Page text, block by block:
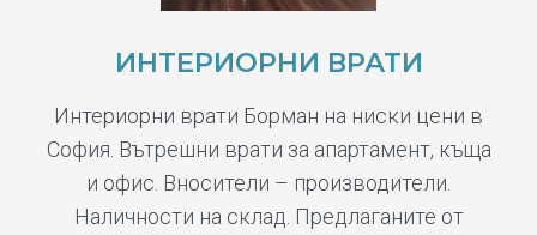
ИНТЕРИОРНИ ВРАТИ
Интериорни врати Борман на ниски цени в
София. Вътрешни врати за апартамент, къща
и офис. Вносители – производители.
Наличности на склад. Предлаганите от